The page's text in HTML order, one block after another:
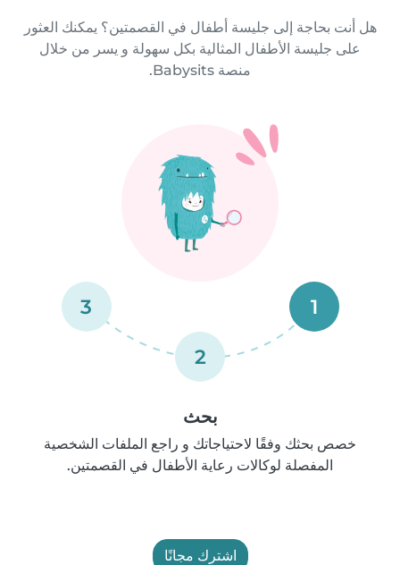
هل أنت بحاجة إلى جليسة أطفال في القصمتين؟ يمكنك العثور
على جليسة الأطفال المثالية بكل سهولة و يسر من خلال
منصة Babysits.
1
2
3
بحث
خصص بحثك وفقًا لاحتياجاتك و راجع الملفات الشخصية
المفصلة لوكالات رعاية الأطفال في القصمتين.
اشترك مجانًا